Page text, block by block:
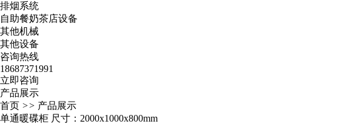
排烟系统
自助餐奶茶店设备
其他机械
其他设备
咨询热线
18687371991
立即咨询
产品展示
首页 >> 产品展示
单通暖碟柜 尺寸：2000x1000x800mm